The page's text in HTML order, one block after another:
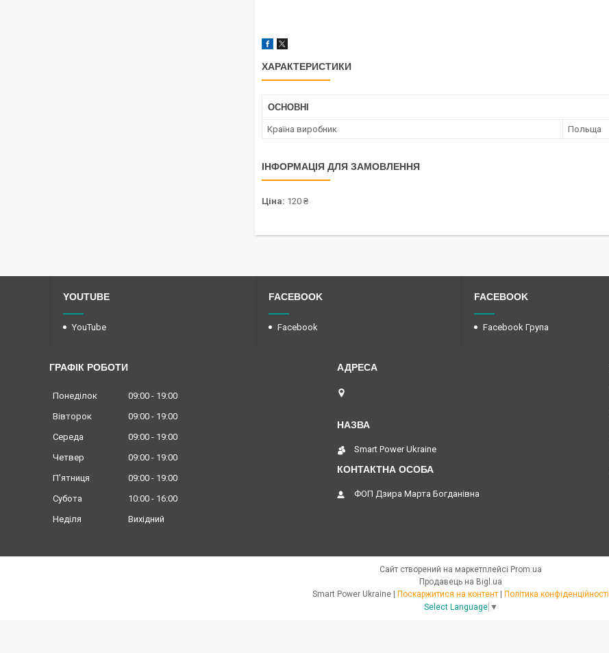
ХАРАКТЕРИСТИКИ
ОСНОВНІ
Країна виробник Польща
ІНФОРМАЦІЯ ДЛЯ ЗАМОВЛЕННЯ
Ціна: 120 ₴
YOUTUBE
YouTube
FACEBOOK
Facebook
FACEBOOK
Facebook Група
ГРАФІК РОБОТИ
Понеділок 09:00
19:00
Вівторок
09:00
19:00
Середа
09:00
19:00
Четвер
09:00
19:00
Пʼятниця
09:00
19:00
Субота
10:00
16:00
Неділя
Вихідний
Smart Power Ukraine
ФОП Дзира Марта Богданівна
Сайт створений на маркетплейсі Prom.ua
Продавець на Bigl.ua
Поскаржитися на контент
Політика конфіденційності
Select Language ▼